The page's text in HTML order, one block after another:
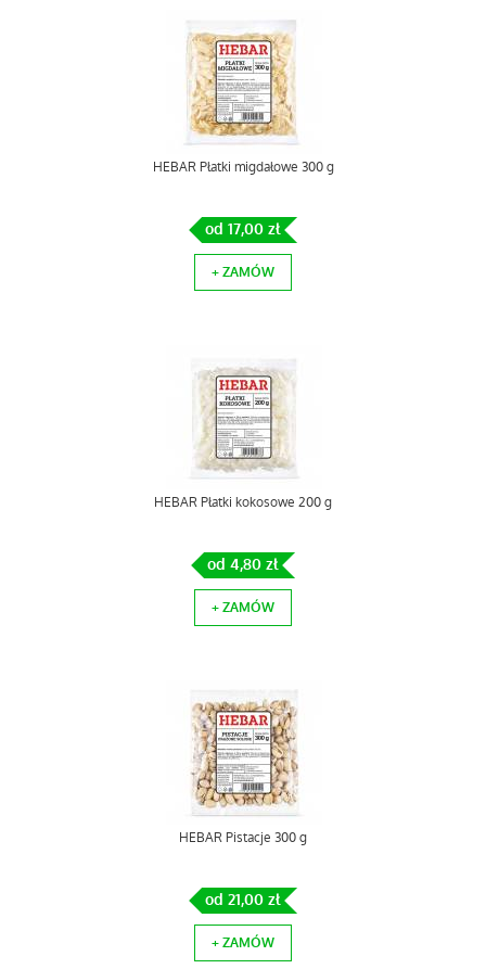
HEBAR Płatki migdałowe 300 g
od 17,00 zł
+ ZAMÓW
HEBAR Płatki kokosowe 200 g
od 4,80 zł
+ ZAMÓW
HEBAR Pistacje 300 g
od 21,00 zł
+ ZAMÓW